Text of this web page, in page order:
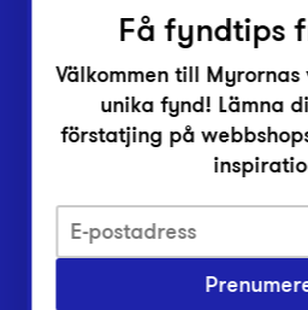
Integritetsskyddspolicy
Har du frågor om onlineköp, leverans
Få fyndtips
Välkommen till
unika fynd! Lämna
förstatjing på